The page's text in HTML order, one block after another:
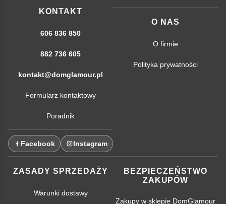
KONTAKT
606 836 850
882 736 605
kontakt@domglamour.pl
Formularz kontaktowy
Poradnik
Facebook Instagram
O NAS
O firmie
Polityka prywatności
ZASADY SPRZEDAŻY
Warunki dostawy
BEZPIECZEŃSTWO
ZAKUPÓW
Zakupy w sklepie DomGlamour